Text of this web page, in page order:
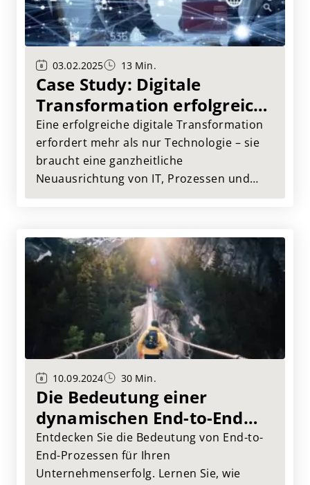
03.02.2025 13 Min.
Case Study: Digitale
Transformation erfolgreich
umsetzen
Eine erfolgreiche digitale Transformation
erfordert mehr als nur Technologie – sie
braucht eine ganzheitliche
Neuausrichtung von IT, Prozessen und
Unternehmenskultur. In dieser Case Study
kanalübergreifende Kundenerlebnisse zu
ermöglichen, Daten intelligent zu nutzen
und agiler zu arbeiten.
10.09.2024 30 Min.
Die Bedeutung einer
dynamischen End-to-End
Sicht in Unternehmen
Entdecken Sie die Bedeutung von End-to-
End-Prozessen für Ihren
Unternehmenserfolg. Lernen Sie, wie